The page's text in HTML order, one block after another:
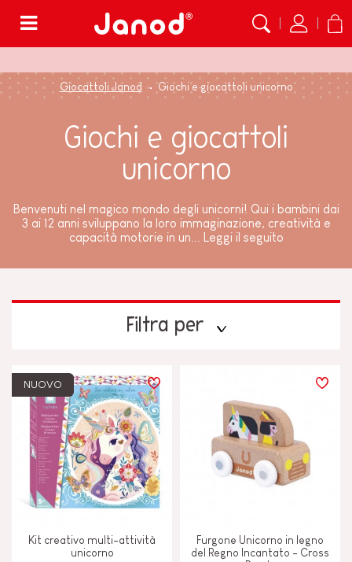
Giocattoli Janod Giochi e giocattoli unicorno
Giochi e giocattoli
unicorno
Benvenuti nel magico mondo degli unicorni! Qui i bambini dai
3 ai 12 anni sviluppano la loro immaginazione, creatività e
capacità motorie in un...
Leggi il seguito
Filtra per
TIPI DI APPRENDIMENTO
Camminare, correre e muoversi
Costruire e progettare
Immaginare, inventare e creare
NUOVO
Kit creativo multi-attività
unicorno
Furgone Unicorno in legno
del Regno Incantato - Cross